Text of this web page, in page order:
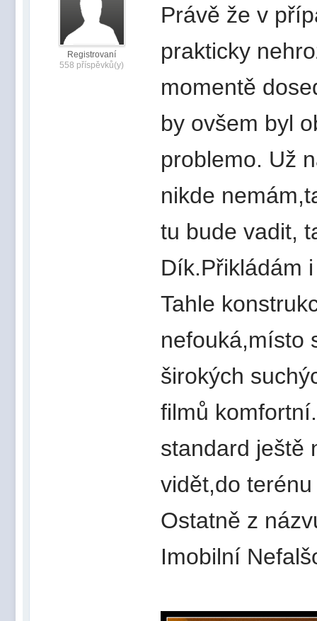
Registrovaní
558 příspěvků(y)
Právě že v
prakticky
momentě
by ovšem byl
problemo. Už
nikde
tu bude vadit,
Dík.Přikládám
Tahle
nefouká,místo
širokých
filmů
standard ještě
vidět,do
Ostatně z
Imobilní